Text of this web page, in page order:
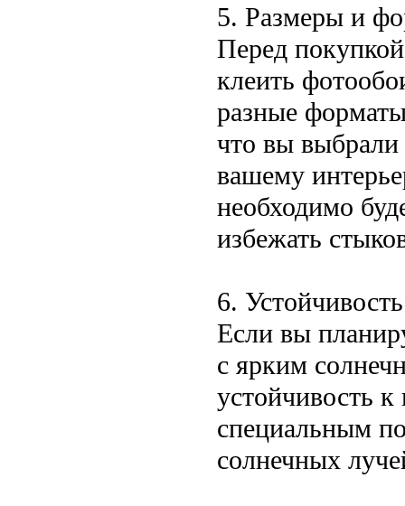
5. Размеры и
Перед
клеить
разные
что вы выбрали
вашему
необходимо
избежать
6.
Если вы
с ярким
устойчивость
специальным
солнечных